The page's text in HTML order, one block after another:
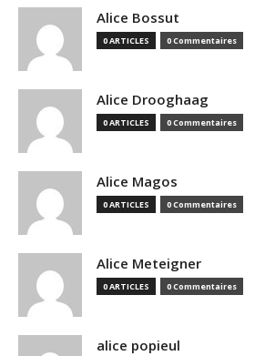
Alice Bossut
0 ARTICLES 0 Commentaires
Alice Drooghaag
0 ARTICLES 0 Commentaires
Alice Magos
0 ARTICLES 0 Commentaires
Alice Meteigner
0 ARTICLES 0 Commentaires
alice popieul